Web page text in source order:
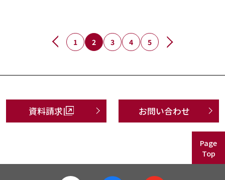
1 2 3 4 5
資料請求 お問い合わせ
Page
Top